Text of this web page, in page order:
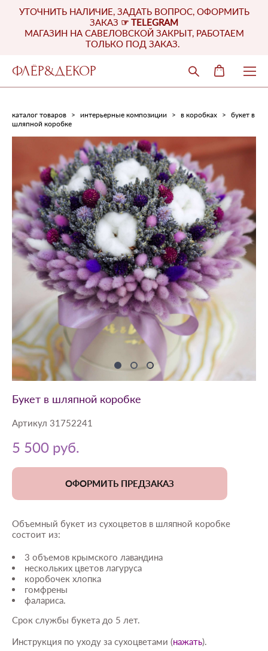
УТОЧНИТЬ НАЛИЧИЕ, ЗАДАТЬ ВОПРОС, ОФОРМИТЬ
ЗАКАЗ ☞ TELEGRAM
МАГАЗИН НА САВЕЛОВСКОЙ ЗАКРЫТ, РАБОТАЕМ
ТОЛЬКО ПОД ЗАКАЗ.
ФЛЁР&ДЕКОР
каталог товаров > интерьерные композиции > в коробках > букет в
шляпной коробке
Букет в шляпной коробке
Артикул 31752241
5 500 pуб.
ОФОРМИТЬ ПРЕДЗАКАЗ
Объемный букет из сухоцветов в шляпной коробке
состоит из:
3 объемов крымского лавандина
нескольких цветов лагуруса
коробочек хлопка
гомфрены
фалариса.
Срок службы букета до 5 лет.
Инструкция по уходу за сухоцветами (нажать).